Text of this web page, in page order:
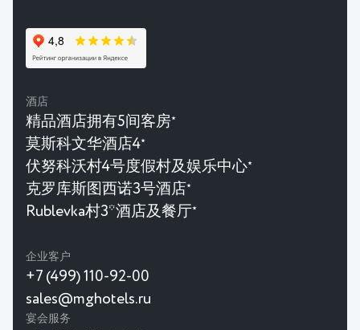
酒店
精品酒店拥有5间客房★
莫斯科文华酒店4★
伏努科沃村4号度假村及娱乐中心★
克罗库斯图西诺3号酒店 ★
Rublevka村3*酒店及餐厅★
企业客户
+7 (499) 110-92-00
sales@mghotels.ru
宴会服务